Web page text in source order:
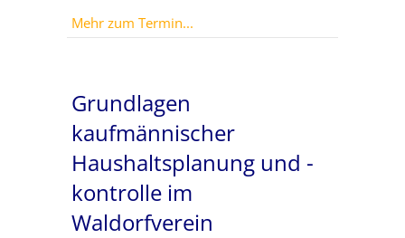
Mehr zum Termin...
Grundlagen
kaufmännischer
Haushaltsplanung und -
kontrolle im
Waldorfverein